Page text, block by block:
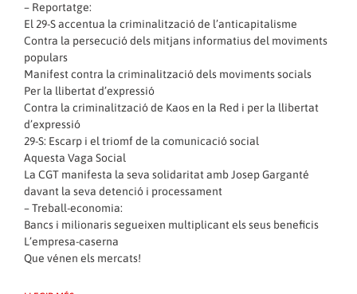
– Reportatge:
El 29-S accentua la criminalització de l’anticapitalisme
Contra la persecució dels mitjans informatius del moviments
populars
Manifest contra la criminalització dels moviments socials
Per la llibertat d’expressió
Contra la criminalització de Kaos en la Red i per la llibertat
d’expressió
29-S: Escarp i el triomf de la comunicació social
Aquesta Vaga Social
La CGT manifesta la seva solidaritat amb Josep Garganté
davant la seva detenció i processament
– Treball-economia:
Bancs i milionaris segueixen multiplicant els seus beneficis
L’empresa-caserna
Que vénen els mercats!